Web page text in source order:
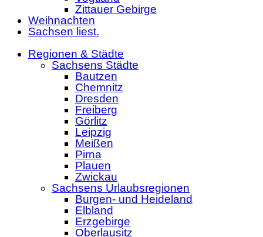
Zittauer Gebirge
Weihnachten
Sachsen liest.
Regionen & Städte
Sachsens Städte
Bautzen
Chemnitz
Dresden
Freiberg
Görlitz
Leipzig
Meißen
Pirna
Plauen
Zwickau
Sachsens Urlaubsregionen
Burgen- und Heideland
Elbland
Erzgebirge
Oberlausitz